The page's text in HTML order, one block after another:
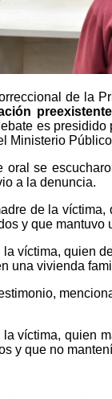
de la
es presidido
Ministerio
oral se
a la denuncia.
de la
y que
víctima, quien
una vivienda
víctima, quien
y que no